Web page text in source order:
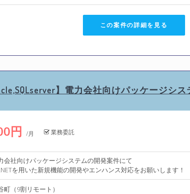
この案件の詳細を見る
】電力会社向けパッケージシ
円 /月 業務委託
会社向けパッケージシステムの開発案件にて
を用いた新規機能の開発やエンハンス対応をお願いします！
町（9割リモート）